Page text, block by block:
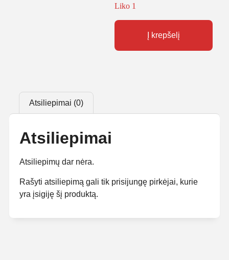
Liko 1
Į krepšelį
Atsiliepimai (0)
Atsiliepimai
Atsiliepimų dar nėra.
Rašyti atsiliepimą gali tik prisijungę pirkėjai, kurie
yra įsigiję šį produktą.